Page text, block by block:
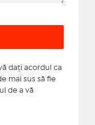
daţi acordul ca
mai sus să fie
de a vă